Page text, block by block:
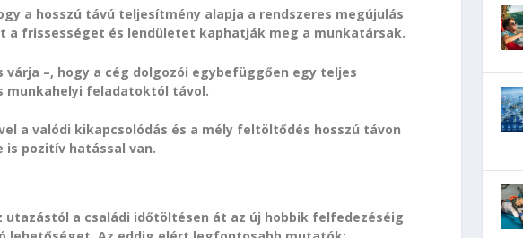
a hosszú távú teljesítmény alapja a rendszeres megújulás
a frissességet és lendületet kaphatják meg a munkatársak.
–, hogy a cég dolgozói egybefüggően egy teljes
munkahelyi feladatoktól távol.
a valódi kikapcsolódás és a mély feltöltődés hosszú távon
pozitív hatással van.
a családi időtöltésen át az új hobbik felfedezéséig